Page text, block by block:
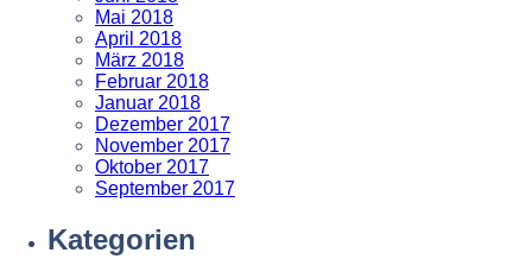
Mai 2018
April 2018
März 2018
Februar 2018
Januar 2018
Dezember 2017
November 2017
Oktober 2017
September 2017
Kategorien